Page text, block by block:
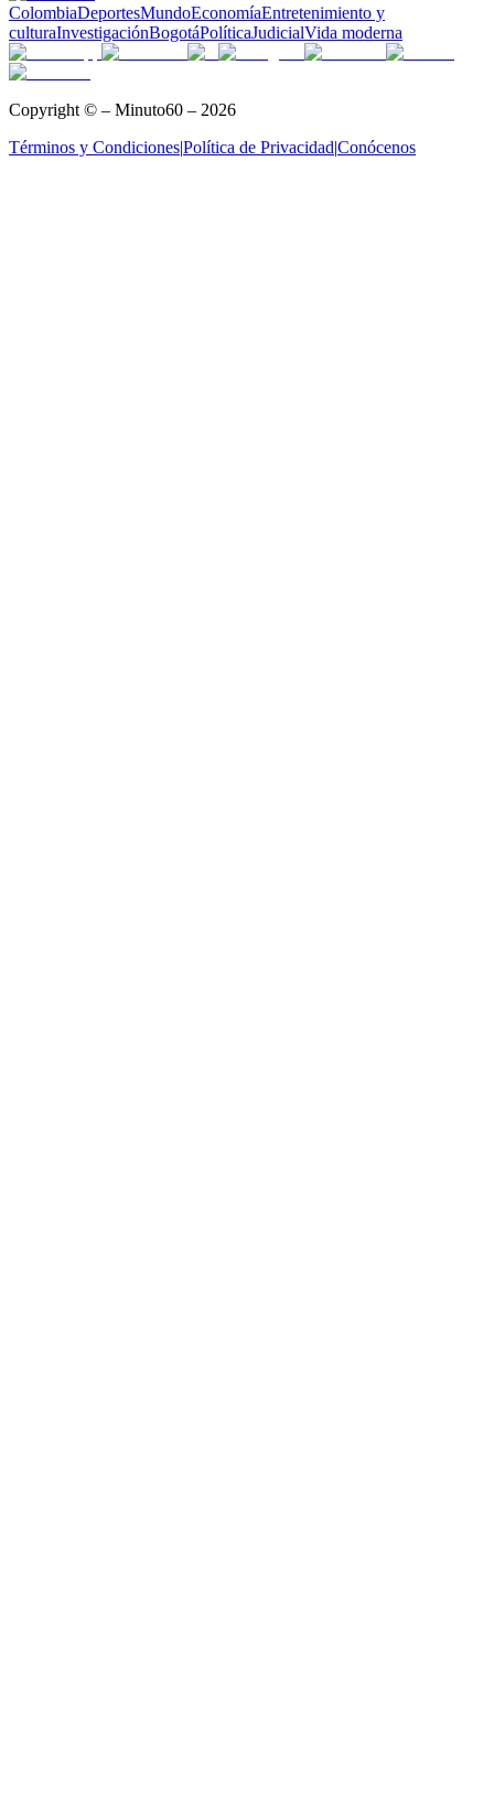
ColombiaDeportesMundoEconomíaEntretenimiento y
culturaInvestigaciónBogotáPolíticaJudicialVida moderna
Copyright © – Minuto60 – 2026
Términos y Condiciones|Política de Privacidad|Conócenos